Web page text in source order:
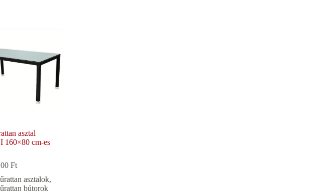
asztal
160×80 cm-es
Ft
asztalok,
bútorok